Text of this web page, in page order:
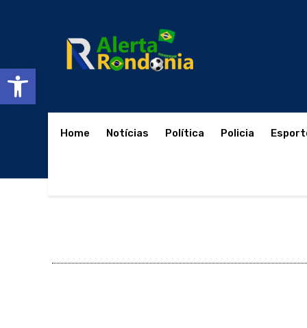
Abrir a barra de ferramentas
Home Notícias Política Policia